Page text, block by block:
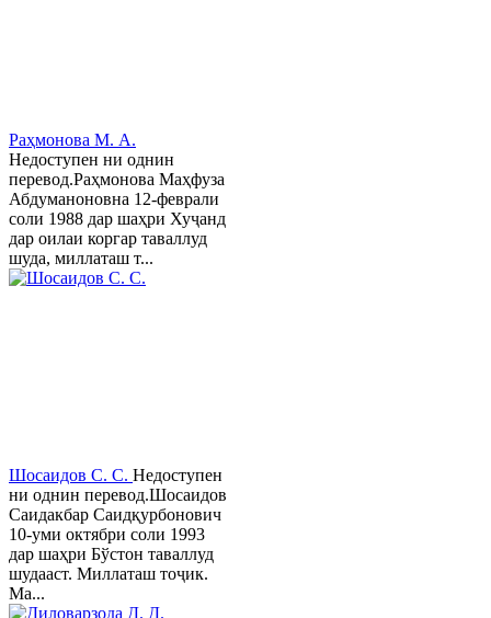
Раҳмонова М. А.
Недоступен ни однин
перевод.Раҳмонова Маҳфуза
Абдуманоновна 12-феврали
соли 1988 дар шаҳри Хуҷанд
дар оилаи коргар таваллуд
шуда, миллаташ т...
Шосаидов С. С. Недоступен
ни однин перевод.Шосаидов
Саидакбар Саидқурбонович
10-уми октябри соли 1993
дар шаҳри Бўстон таваллуд
шудааст. Миллаташ тоҷик.
Ма...